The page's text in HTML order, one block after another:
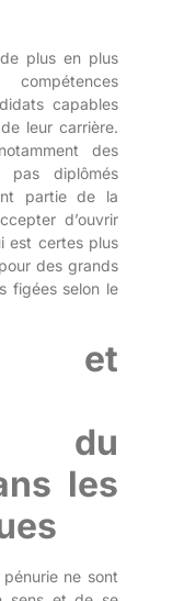
plus en plus
capables
leur carrière.
des
pas diplômés
partie de la
d’ouvrir
est certes plus
des grands
figées selon le
et
du
les
ne sont